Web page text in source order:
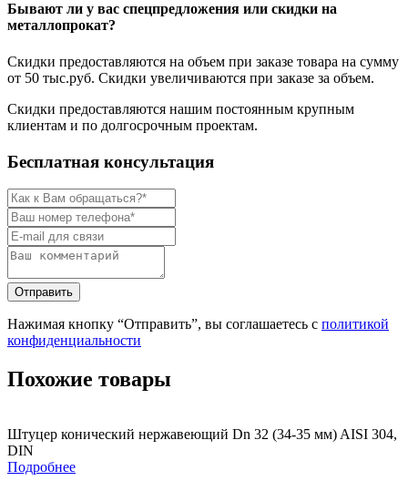
Бывают ли у вас спецпредложения или скидки на
металлопрокат?
Скидки предоставляются на объем при заказе товара на сумму
от 50 тыс.руб. Скидки увеличиваются при заказе за объем.
Скидки предоставляются нашим постоянным крупным
клиентам и по долгосрочным проектам.
Бесплатная консультация
Нажимая кнопку “Отправить”, вы соглашаетесь с политикой
конфиденциальности
Похожие товары
Штуцер конический нержавеющий Dn 32 (34-35 мм) AISI 304,
DIN
Подробнее